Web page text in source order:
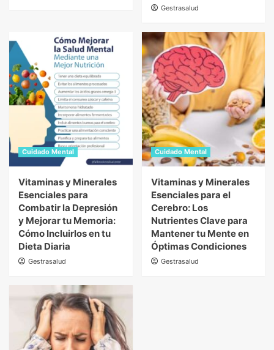
Gestrasalud
Cuidado Mental
Vitaminas y Minerales
Esenciales para
Combatir la Depresión
y Mejorar tu Memoria:
Cómo Incluirlos en tu
Dieta Diaria
Gestrasalud
Cuidado Mental
Vitaminas y Minerales
Esenciales para el
Cerebro: Los
Nutrientes Clave para
Mantener tu Mente en
Óptimas Condiciones
Gestrasalud